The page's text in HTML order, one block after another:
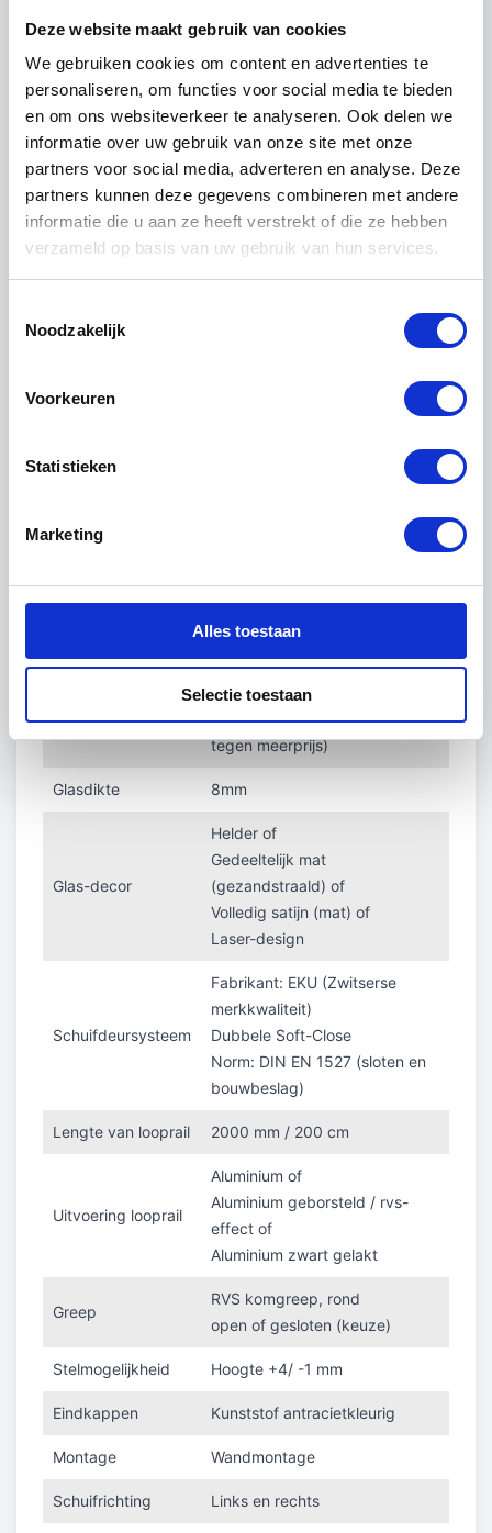
Deze website maakt gebruik van cookies
We gebruiken cookies om content en advertenties te
personaliseren, om functies voor social media te bieden
en om ons websiteverkeer te analyseren. Ook delen we
informatie over uw gebruik van onze site met onze
partners voor social media, adverteren en analyse. Deze
partners kunnen deze gegevens combineren met andere
informatie die u aan ze heeft verstrekt of die ze hebben
verzameld op basis van uw gebruik van hun services.
Noodzakelijk
Voorkeuren
Statistieken
Marketing
Alles toestaan
Selectie toestaan
Glas is onderhoudsvriendelijk, slijtvast en
gemakkelijk schoon te houden. Daarnaast is het
voordeel van glas dat uw woning lekker licht
blijft.
Een hoogwaardig schuifsysteem
Het hoogwaardige schuifsysteem van Zwitserse
makelaardij is alleen geschikt voor bevestiging
looprail is leverbaar in blank aluminium of in
systeem wordt geleverd met dubbele soft-close
Daarnaast biedt het systeem flexibiliteit tijdens
de montage, doordat u kleine oneffenheden in
hoogteverstelling (+4 mm tot -1 mm).
Gehard veiligheidsglas (CE-
gekeurd)
Standaard floatglas
Extra helder floatglas (optioneel
tegen meerprijs)
Glasdikte 8mm
Glas-decor
Helder of
Gedeeltelijk mat
(gezandstraald) of
Volledig satijn (mat) of
Laser-design
Schuifdeursysteem
Fabrikant: EKU (Zwitserse
merkkwaliteit)
Dubbele Soft-Close
Norm: DIN EN 1527 (sloten en
bouwbeslag)
Lengte van looprail 2000 mm / 200 cm
Uitvoering looprail
Aluminium of
Aluminium geborsteld / rvs-
effect of
Aluminium zwart gelakt
Greep
RVS komgreep, rond
open of gesloten (keuze)
Stelmogelijkheid Hoogte +4/ -1 mm
Eindkappen Kunststof antracietkleurig
Montage Wandmontage
Schuifrichting Links en rechts